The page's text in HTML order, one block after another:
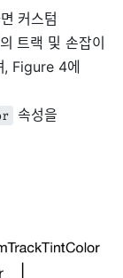
커스텀
트랙 및 손잡이
, Figure 4에
속성을